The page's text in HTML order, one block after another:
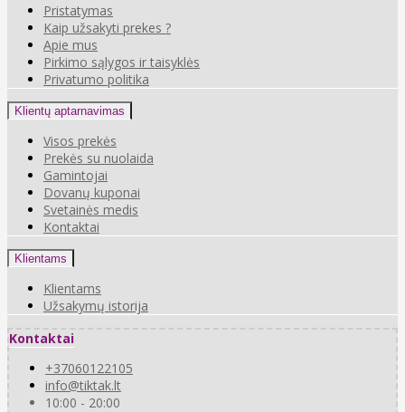
Pristatymas
Kaip užsakyti prekes ?
Apie mus
Pirkimo sąlygos ir taisyklės
Privatumo politika
Klientų aptarnavimas
Visos prekės
Prekės su nuolaida
Gamintojai
Dovanų kuponai
Svetainės medis
Kontaktai
Klientams
Klientams
Užsakymų istorija
Kontaktai
+37060122105
info@tiktak.lt
10:00 - 20:00